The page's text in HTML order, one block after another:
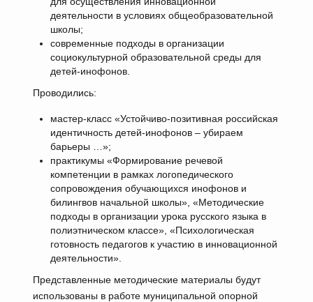
деятельности в условиях общеобразовательной
школы;
современные подходы в организации
социокультурной образовательной среды для
детей-инофонов.
Проводились:
мастер-класс «Устойчиво-позитивная российская
идентичность детей-инофонов – убираем
барьеры …»;
практикумы «Формирование речевой
компетенции в рамках логопедического
сопровождения обучающихся инофонов и
билингвов начальной школы», «Методические
подходы в организации урока русского языка в
полиэтническом классе», «Психологическая
готовность педагогов к участию в инновационной
деятельности».
Представленные методические материалы будут
использованы в работе муниципальной опорной